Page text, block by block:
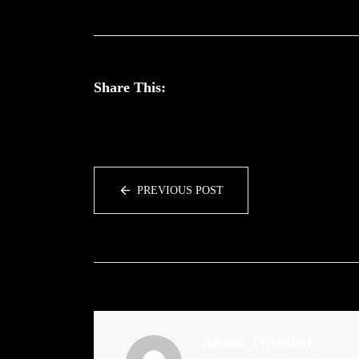
Share This:
PREVIOUS POST